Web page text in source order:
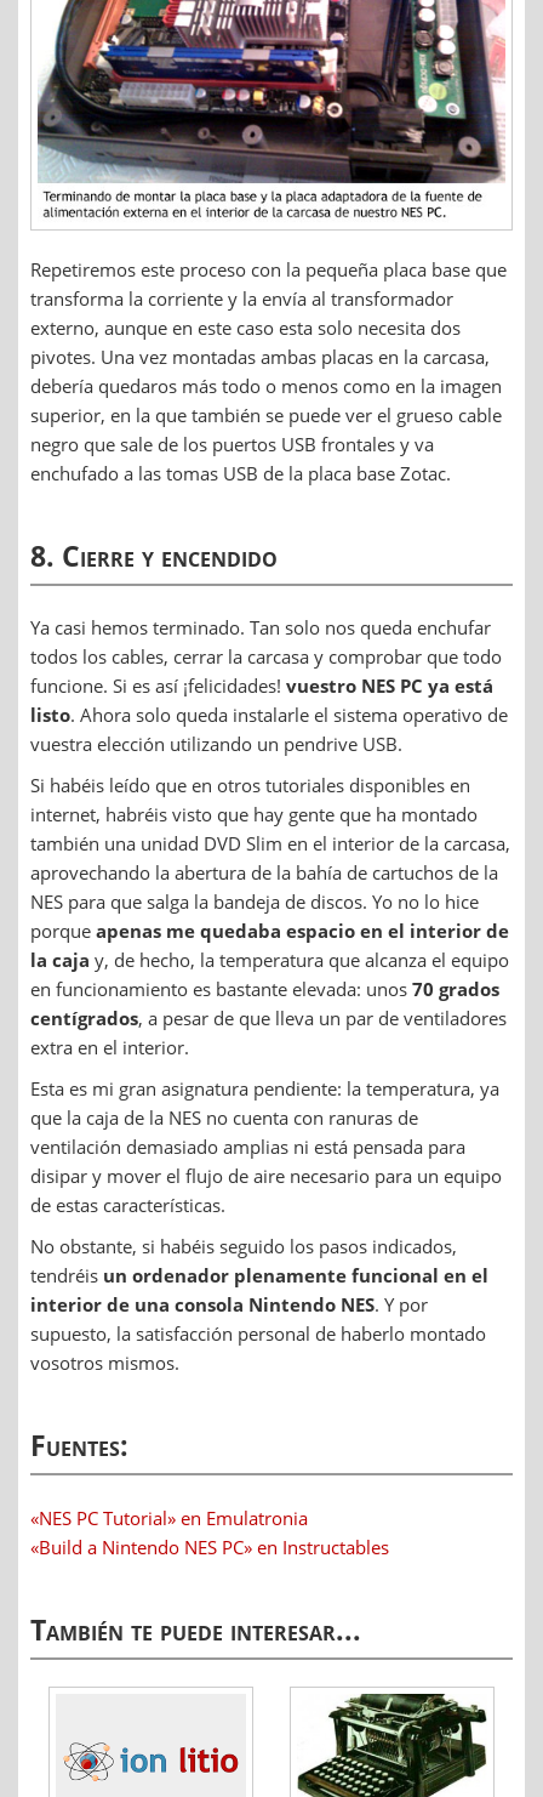
Repetiremos este proceso con la pequeña placa base que
transforma la corriente y la envía al transformador
externo, aunque en este caso esta solo necesita dos
pivotes. Una vez montadas ambas placas en la carcasa,
debería quedaros más todo o menos como en la imagen
superior, en la que también se puede ver el grueso cable
negro que sale de los puertos USB frontales y va
enchufado a las tomas USB de la placa base Zotac.
8. Cierre y encendido
Ya casi hemos terminado. Tan solo nos queda enchufar
todos los cables, cerrar la carcasa y comprobar que todo
funcione. Si es así ¡felicidades! vuestro NES PC ya está
listo. Ahora solo queda instalarle el sistema operativo de
vuestra elección utilizando un pendrive USB.
Si habéis leído que en otros tutoriales disponibles en
internet, habréis visto que hay gente que ha montado
también una unidad DVD Slim en el interior de la carcasa,
aprovechando la abertura de la bahía de cartuchos de la
NES para que salga la bandeja de discos. Yo no lo hice
porque apenas me quedaba espacio en el interior de
la caja y, de hecho, la temperatura que alcanza el equipo
en funcionamiento es bastante elevada: unos 70 grados
centígrados, a pesar de que lleva un par de ventiladores
extra en el interior.
Esta es mi gran asignatura pendiente: la temperatura, ya
que la caja de la NES no cuenta con ranuras de
ventilación demasiado amplias ni está pensada para
disipar y mover el flujo de aire necesario para un equipo
de estas características.
No obstante, si habéis seguido los pasos indicados,
tendréis un ordenador plenamente funcional en el
interior de una consola Nintendo NES. Y por
supuesto, la satisfacción personal de haberlo montado
vosotros mismos.
Fuentes:
«NES PC Tutorial» en Emulatronia
«Build a Nintendo NES PC» en Instructables
También te puede interesar...